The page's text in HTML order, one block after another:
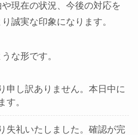
現在の状況、今後の対応を
誠実な印象になります。
な形です。
申し訳ありません。本日中に
す。
失礼いたしました。確認が完